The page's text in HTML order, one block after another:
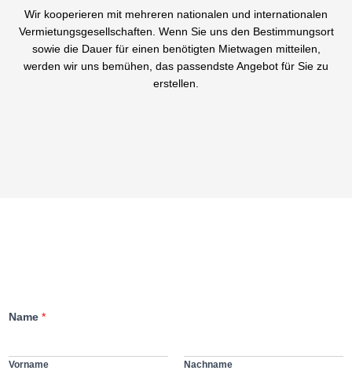
Wir kooperieren mit mehreren nationalen und internationalen
Vermietungsgesellschaften. Wenn Sie uns den Bestimmungsort
sowie die Dauer für einen benötigten Mietwagen mitteilen,
werden wir uns bemühen, das passendste Angebot für Sie zu
erstellen.
Name *
Vorname Nachname